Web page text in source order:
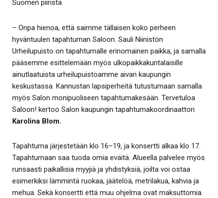
Suomen piiristä.
– Onpa hienoa, että saimme tällaisen koko perheen
hyväntuulen tapahtuman Saloon. Sauli Niinistön
Urheilupuisto on tapahtumalle erinomainen paikka, ja samalla
pääsemme esittelemään myös ulkopaikkakuntalaisille
ainutlaatuista urheilupuistoamme aivan kaupungin
keskustassa. Kannustan lapsiperheitä tutustumaan samalla
myös Salon monipuoliseen tapahtumakesään. Tervetuloa
Saloon! kertoo Salon kaupungin tapahtumakoordinaattori
Karolina Blom.
Tapahtuma järjestetään klo 16–19, ja konsertti alkaa klo 17.
Tapahtumaan saa tuoda omia eväitä. Alueella palvelee myös
runsaasti paikallisia myyjiä ja yhdistyksiä, joilta voi ostaa
esimerkiksi lämmintä ruokaa, jäätelöä, metrilakua, kahvia ja
mehua. Sekä konsertti että muu ohjelma ovat maksuttomia.